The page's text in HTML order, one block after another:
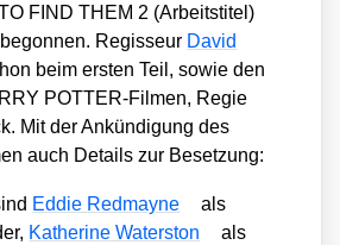
FIND THEM 2 (Arbeits­ti­tel)
Regis­seur David
beim ers­ten Teil, sowie den
POT­TER-Fil­men, Regie
Mit der Ankün­di­gung des
auch Details zur Beset­zung:
Eddie Red­may­ne
als
Kathe­ri­ne Water­s­ton
als